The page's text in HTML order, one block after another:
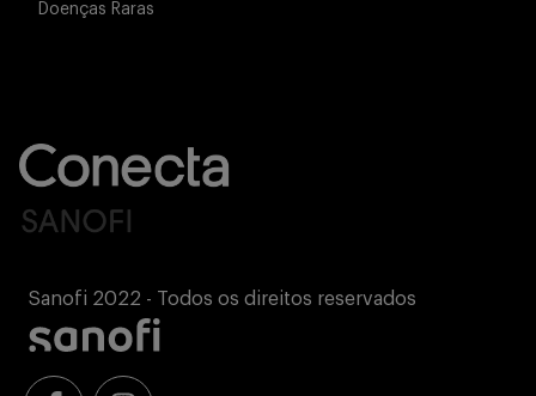
Doenças Raras
Sanofi 2022 - Todos os direitos reservados